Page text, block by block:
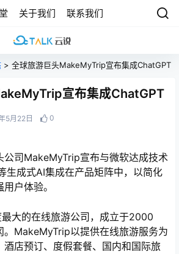
关于我们 联系我们
> 全球旅游巨头MakeMyTrip宣布集成ChatGPT
宣布集成ChatGPT
5月22日 0
公司MakeMyTrip宣布与微软达成技术
生成式AI集成在产品矩阵中，以简化
户体验。
大的在线旅游公司，成立于2000
。MakeMyTrip以提供在线旅游服务为
酒店预订、度假套餐、国内和国际旅